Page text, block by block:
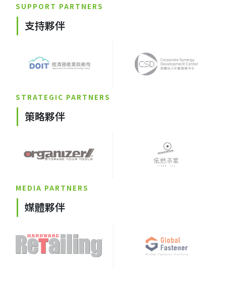
SUPPORT PARTNERS
支持夥伴
STRATEGIC PARTNERS
策略夥伴
MEDIA PARTNERS
媒體夥伴